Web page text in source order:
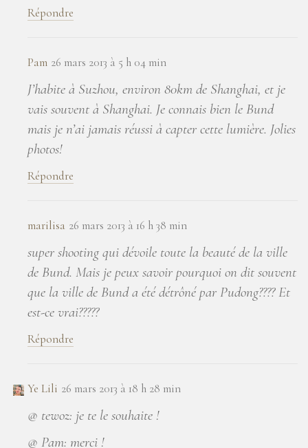
Répondre
Pam 26 mars 2013 à 5 h 04 min
J’habite à Suzhou, environ 80km de Shanghai, et je
vais souvent à Shanghai. Je connais bien le Bund
mais je n’ai jamais réussi à capter cette lumière. Jolies
photos!
Répondre
marilisa 26 mars 2013 à 16 h 38 min
super shooting qui dévoile toute la beauté de la ville
de Bund. Mais je peux savoir pourquoi on dit souvent
que la ville de Bund a été détrôné par Pudong???? Et
est-ce vrai?????
Répondre
Ye Lili 26 mars 2013 à 18 h 28 min
@ tewoz: je te le souhaite !
@ Pam: merci !